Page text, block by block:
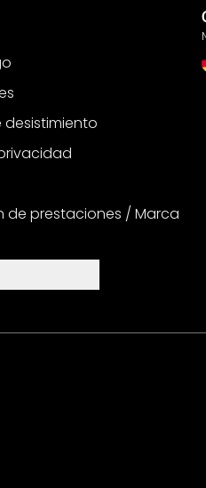
desistimiento
de prestaciones / Marca